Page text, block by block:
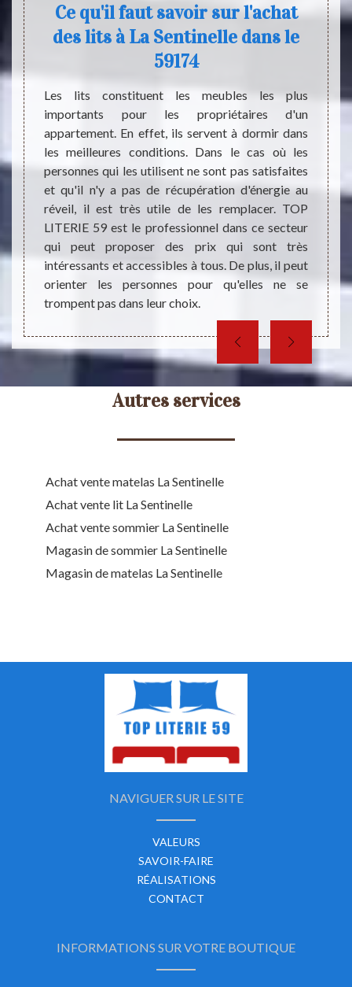
qui
en
de
afin
les
Ce qu'il faut savoir sur l'achat
des lits à La Sentinelle dans le
59174
Les lits constituent les meubles les plus
importants pour les propriétaires d'un
appartement. En effet, ils servent à dormir dans
les meilleures conditions. Dans le cas où les
personnes qui les utilisent ne sont pas satisfaites
et qu'il n'y a pas de récupération d'énergie au
réveil, il est très utile de les remplacer. TOP
LITERIE 59 est le professionnel dans ce secteur
qui peut proposer des prix qui sont très
intéressants et accessibles à tous. De plus, il peut
orienter les personnes pour qu'elles ne se
trompent pas dans leur choix.
Les
de
tous
Autres services
Achat vente matelas La Sentinelle
Achat vente lit La Sentinelle
Achat vente sommier La Sentinelle
Magasin de sommier La Sentinelle
Magasin de matelas La Sentinelle
NAVIGUER SUR LE SITE
VALEURS
SAVOIR-FAIRE
RÉALISATIONS
CONTACT
INFORMATIONS SUR VOTRE BOUTIQUE